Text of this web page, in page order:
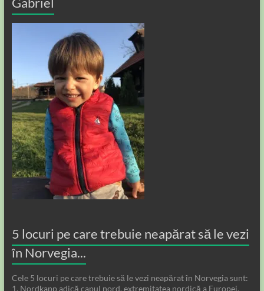
5 locuri pe care trebuie neapărat să le vezi
în Norvegia...
Cele 5 locuri pe care trebuie să le vezi neapărat în Norvegia sunt:
1. Nordkapp adică capul nord, extremitatea nordică a Europei.